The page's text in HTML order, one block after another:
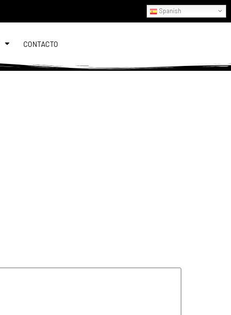
Spanish
CONTACTO